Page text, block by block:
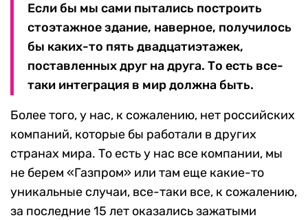
Если бы мы сами пытались построить
стоэтажное здание, наверное, получилось
бы каких-то пять двадцатиэтажек,
поставленных друг на друга. То есть все-
таки интеграция в мир должна быть.
Более того, у нас, к сожалению, нет российских
компаний, которые бы работали в других
странах мира. То есть у нас все компании, мы
не берем «Газпром» или там еще какие-то
уникальные случаи, все-таки все, к сожалению,
за последние 15 лет оказались зажатыми